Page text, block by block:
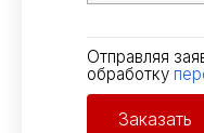
Отправляя
обработку
Заказать